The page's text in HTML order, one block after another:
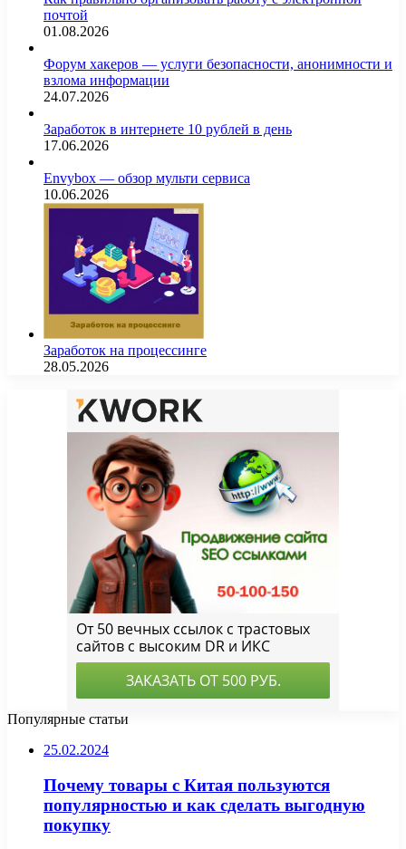
почтой
01.08.2026
Форум хакеров — услуги безопасности, анонимности и
взлома информации
24.07.2026
Заработок в интернете 10 рублей в день
17.06.2026
Envybox — обзор мульти сервиса
10.06.2026
Заработок на процессинге
28.05.2026
Популярные статьи
25.02.2024
Почему товары с Китая пользуются
популярностью и как сделать выгодную
покупку